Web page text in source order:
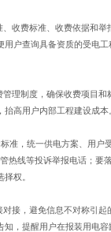
收费标准、收费依据和
户查询具备资质的受电
理制度，确保收费项目
高用户内部工程建设成本
准，统一供电方案、用
热线等投诉举报电话；
权。
接，避免信息不对称引
，提醒用户在报装用电